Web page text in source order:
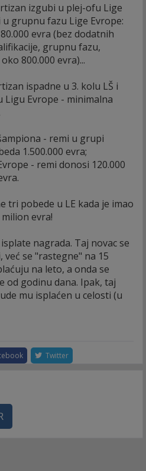
izgubi u plej-ofu Lige
grupnu fazu Lige Evrope:
evra (bez dodatnih
grupnu fazu,
800.000 evra)...
ispadne u 3. kolu LŠ i
Ligu Evrope - minimalna
- remi u grupi
1.500.000 evra;
- remi donosi 120.000
tri pobede u LE kada je imao
evra!
nagrada. Taj novac se
već se "rastegne" na 15
na leto, a onda se
od godinu dana. Ipak, taj
mu isplaćen u celosti (u
Twitter